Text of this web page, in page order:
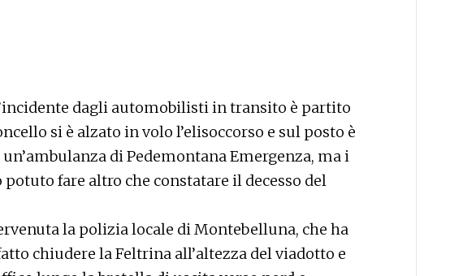
dagli automobilisti in transito è partito
si è alzato in volo l’elisoccorso e sul posto è
di Pedemontana Emergenza, ma i
fare altro che constatare il decesso del
la polizia locale di Montebelluna, che ha
chiudere la Feltrina all’altezza del viadotto e